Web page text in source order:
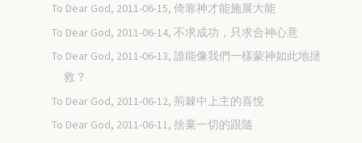
To Dear God, 2011-06-15, 倚靠神才能施展大能
To Dear God, 2011-06-14, 不求成功，只求合神心意
To Dear God, 2011-06-13, 誰能像我們一樣蒙神如此地拯
救？
To Dear God, 2011-06-12, 荊棘中上主的喜悅
To Dear God, 2011-06-11, 捨棄一切的跟隨